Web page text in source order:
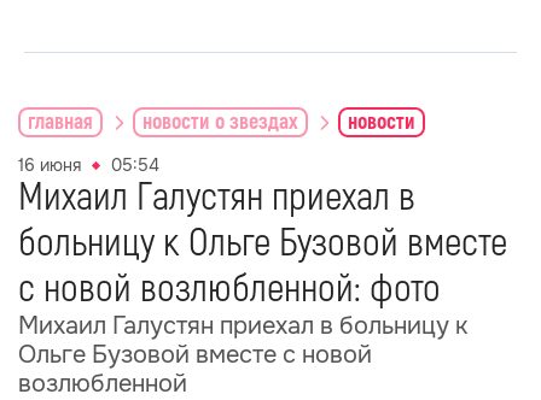
главная новости о звездах новости
16 июня 05:54
Михаил Галустян приехал в
больницу к Ольге Бузовой вместе
с новой возлюбленной: фото
Михаил Галустян приехал в больницу к
Ольге Бузовой вместе с новой
возлюбленной